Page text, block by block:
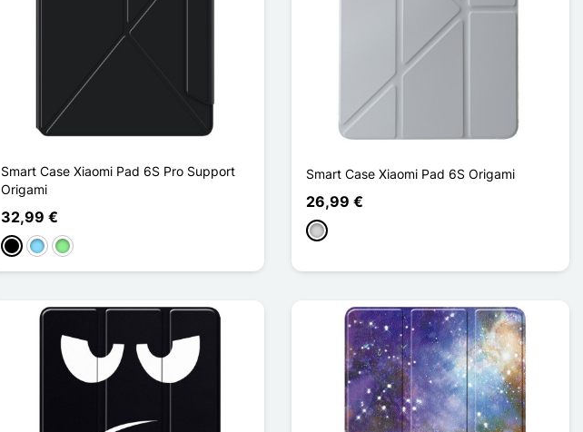
Smart Case Xiaomi Pad 6S Pro Support
Origami
32,99 €
Schwarz
HellblauHellgrün
Smart Case Xiaomi Pad 6S Origami
26,99 €
Gris clair